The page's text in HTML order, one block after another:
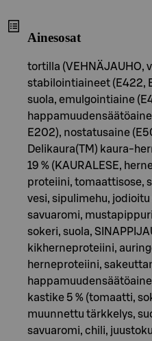
Ainesosat
tortilla (VEHNÄJAUHO,
stabilointiaineet (E422,
suola, emulgointiaine
E202), nostatusaine
Delikaura(TM) kaura-
19 % (KAURALESE,
proteiini, tomaattisose,
vesi, sipulimehu,
savuaromi,
sokeri, suola,
kikherneproteiini,
herneproteiini,
kastike 5 % (tomaatti,
muunnettu tärkkelys,
savuaromi, chili,